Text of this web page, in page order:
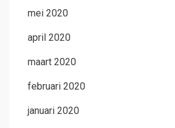
mei 2020
april 2020
maart 2020
februari 2020
januari 2020